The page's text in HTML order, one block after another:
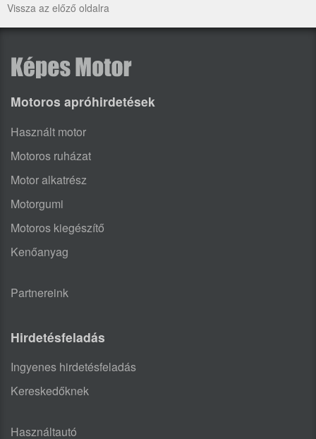
Vissza az előző oldalra
Motoros apróhirdetések
Használt motor
Motoros ruházat
Motor alkatrész
Motorgumi
Motoros kiegészítő
Kenőanyag
Partnereink
Hirdetésfeladás
Ingyenes hirdetésfeladás
Kereskedőknek
Használtautó